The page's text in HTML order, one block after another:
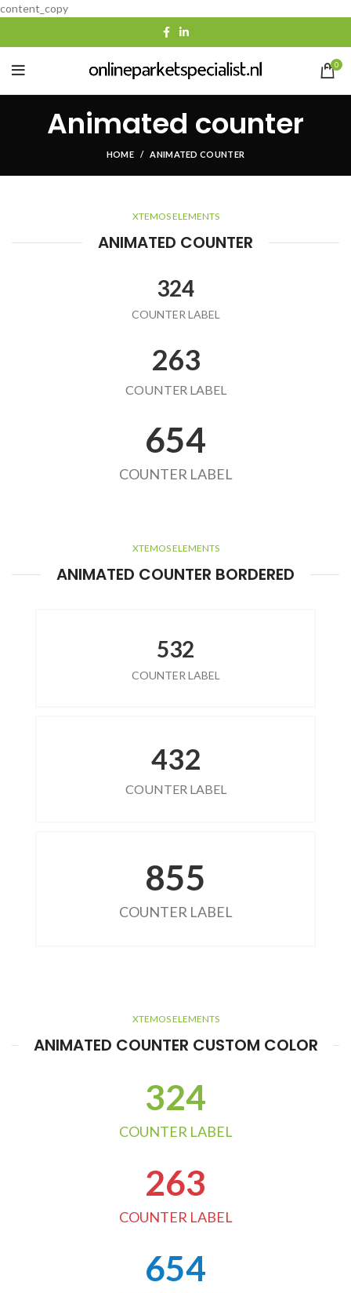
content_copy
0
Animated counter
HOME ANIMATED COUNTER
XTEMOS ELEMENTS
ANIMATED COUNTER
324
COUNTER LABEL
263
COUNTER LABEL
654
COUNTER LABEL
XTEMOS ELEMENTS
ANIMATED COUNTER BORDERED
532
COUNTER LABEL
432
COUNTER LABEL
855
COUNTER LABEL
XTEMOS ELEMENTS
ANIMATED COUNTER CUSTOM COLOR
324
COUNTER LABEL
263
COUNTER LABEL
654